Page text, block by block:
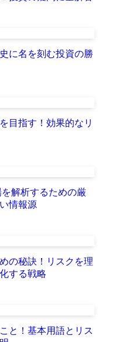
に名を刻む投資の勝
目指す！効果的なリ
解析するための厳
情報源
の秘訣！リスクを理
する戦略
と！基本用語とリス